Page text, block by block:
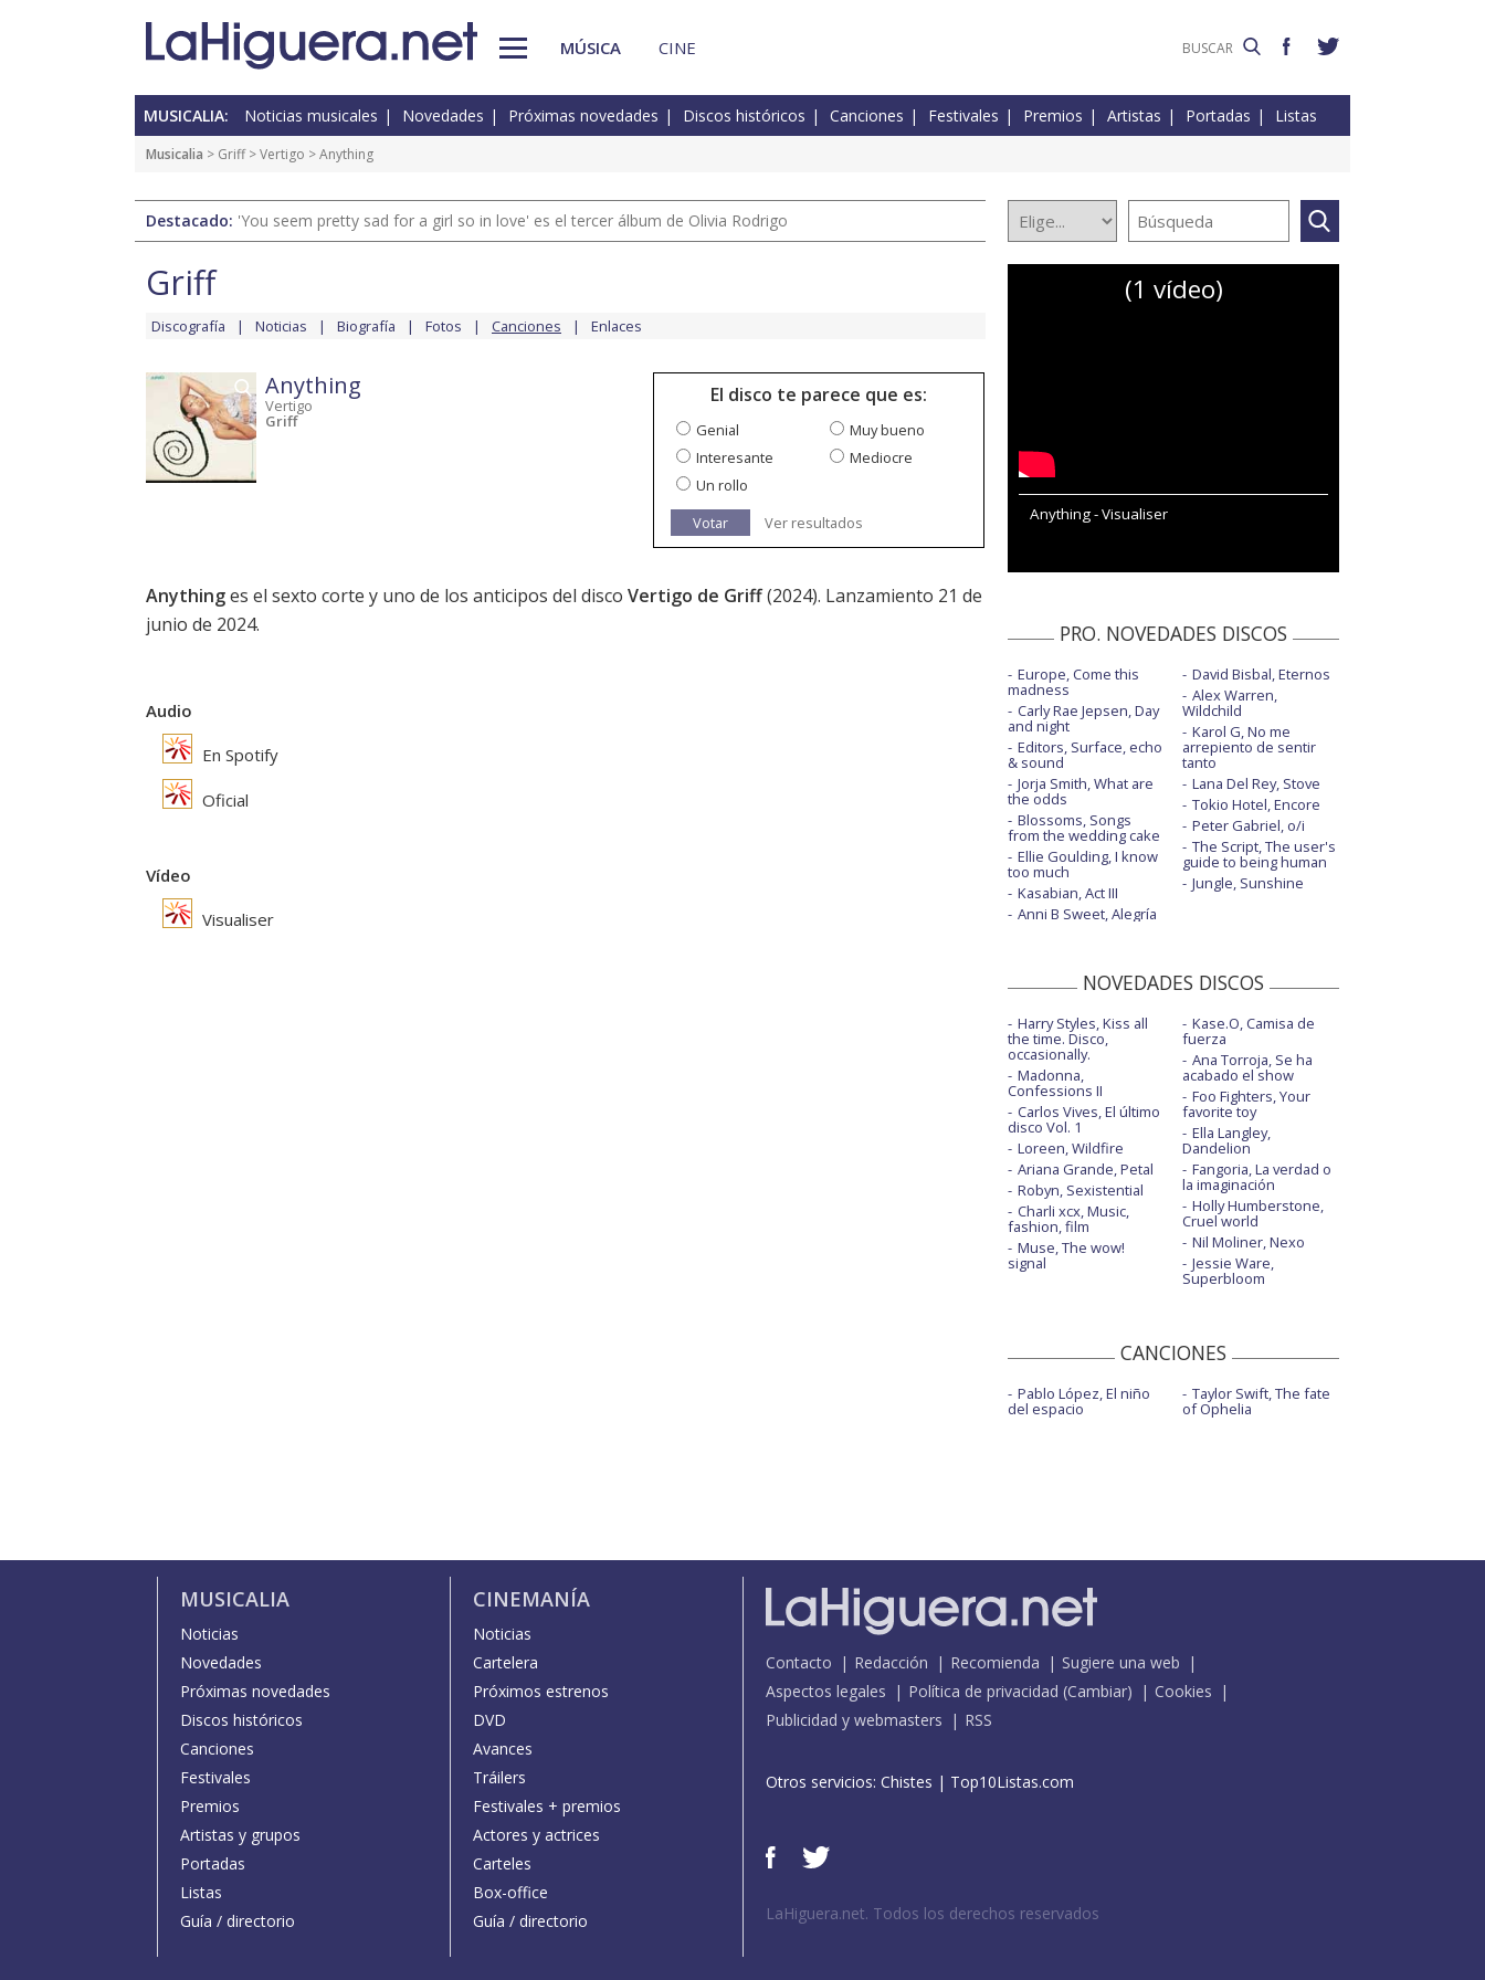
MÚSICA CINE
MUSICALIA: Noticias musicales Novedades Próximas novedades Discos históricos Canciones Festivales Premios Artistas Portadas Listas
Musicalia > Griff>Vertigo > Anything
Destacado: 'You seem pretty sad for a girl so in love' es el tercer álbum de Olivia Rodrigo
Griff
Discografía Noticias Biografía Fotos Canciones Enlaces
Anything
Vertigo
Griff
El disco te parece que es:
Genial
Muy bueno
Interesante
Mediocre
Un rollo
Votar
Ver resultados
Anythinges el sexto corte y uno de los anticipos del disco Vertigo de Griff(2024). Lanzamiento 21 de
junio de 2024.
Audio
En Spotify
Oficial
Vídeo
Visualiser
(1 vídeo)
Anything - Visualiser
PRO. NOVEDADES DISCOS
Europe, Come this
madness
Carly Rae Jepsen, Day
and night
Editors, Surface, echo
& sound
Jorja Smith, What are
the odds
Blossoms, Songs
from the wedding cake
Ellie Goulding, I know
too much
Kasabian, Act III
Anni B Sweet, Alegría
David Bisbal, Eternos
Alex Warren,
Wildchild
Karol G, No me
arrepiento de sentir
tanto
Lana Del Rey, Stove
Tokio Hotel, Encore
Peter Gabriel, o/i
The Script, The user's
guide to being human
Jungle, Sunshine
NOVEDADES DISCOS
Harry Styles, Kiss all
the time. Disco,
occasionally.
Madonna,
Confessions II
Carlos Vives, El último
disco Vol. 1
Loreen, Wildfire
Ariana Grande, Petal
Robyn, Sexistential
Charli xcx, Music,
fashion, film
Muse, The wow!
signal
Kase.O, Camisa de
fuerza
Ana Torroja, Se ha
acabado el show
Foo Fighters, Your
favorite toy
Ella Langley,
Dandelion
Fangoria, La verdad o
la imaginación
Holly Humberstone,
Cruel world
Nil Moliner, Nexo
Jessie Ware,
Superbloom
CANCIONES
Pablo López, El niño
del espacio
Taylor Swift, The fate
of Ophelia
MUSICALIA
Noticias
Novedades
Próximas novedades
Discos históricos
Canciones
Festivales
Premios
Artistas y grupos
Portadas
Listas
Guía / directorio
CINEMANÍA
Noticias
Cartelera
Próximos estrenos
DVD
Avances
Tráilers
Festivales + premios
Actores y actrices
Carteles
Box-office
Guía / directorio
Contacto Redacción Recomienda
Sugiere una web
Aspectos legales
Política de privacidad (Cambiar)
Cookies
Publicidad y webmasters
RSS
Otros servicios: Chistes | Top10Listas.com
LaHiguera.net. Todos los derechos reservados